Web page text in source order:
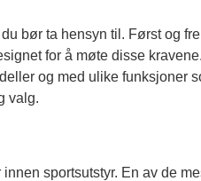
bør ta hensyn til. Først og
for å møte disse
og med ulike funksjoner
valg.
sportsutstyr. En av de